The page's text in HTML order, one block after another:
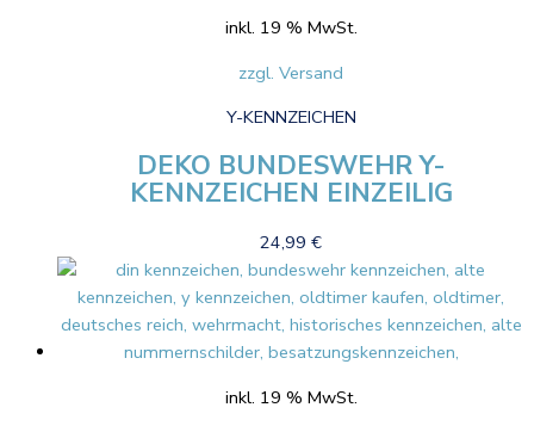
inkl. 19 % MwSt.
zzgl. Versand
Y-KENNZEICHEN
DEKO BUNDESWEHR Y-
KENNZEICHEN EINZEILIG
24,99 €
inkl. 19 % MwSt.